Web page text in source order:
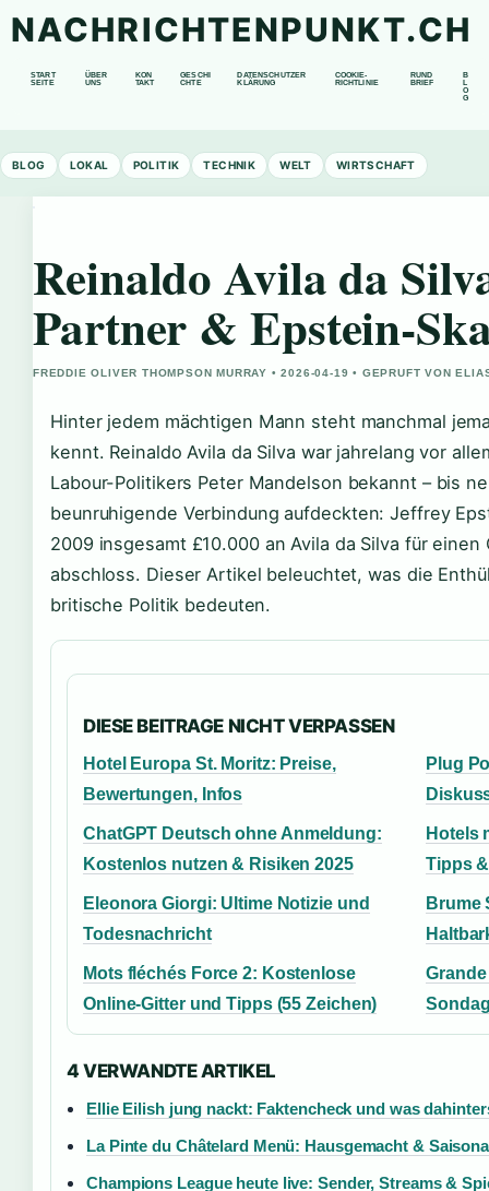
NACHRICHTENPUNKT.CH
START
SEITE
ÜBER
UNS
KON
TAKT
GESCHI
CHTE
DATENSCHUTZER
KLÄRUNG
COOKIE-
RICHTLINIE
RUND
BRIEF
B
O
G
BLOG LOKAL POLITIK TECHNIK WELT WIRTSCHAFT
Reinaldo Avila da
Partner & Epstein-
FREDDIE OLIVER THOMPSON MURRAY • 2026-04-19 • GEPRUFT VON
Hinter jedem mächtigen Mann steht manchmal
kennt. Reinaldo Avila da Silva war jahrelang vor
Labour-Politikers Peter Mandelson bekannt – bis
beunruhigende Verbindung aufdeckten: Jeffrey
2009 insgesamt £10.000 an Avila da Silva für
abschloss. Dieser Artikel beleuchtet, was die
britische Politik bedeuten.
DIESE BEITRAGE NICHT VERPASSEN
Hotel Europa St. Moritz: Preise,
Bewertungen, Infos
Plug
ChatGPT Deutsch ohne Anmeldung:
Kostenlos nutzen & Risiken 2025
Hotels
Tipps
Eleonora Giorgi: Ultime Notizie und
Todesnachricht
Brume
Mots fléchés Force 2: Kostenlose
Online-Gitter und Tipps (55 Zeichen)
Grande
4 VERWANDTE ARTIKEL
Ellie Eilish jung nackt: Faktencheck und was
La Pinte du Châtelard Menü: Hausgemacht &
Champions League heute live: Sender, Streams &